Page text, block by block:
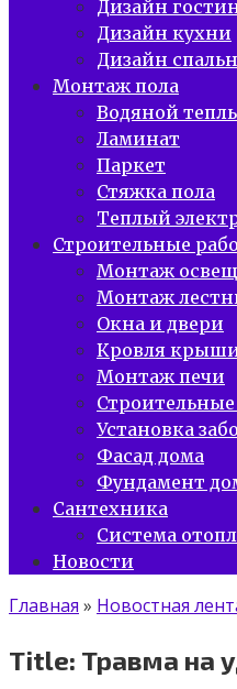
Дизайн
Дизайн кухни
Дизайн
Монтаж пола
Водяной
Ламинат
Паркет
Стяжка пола
Теплый
Строительные
Монтаж
Монтаж
Окна и двери
Кровля
Монтаж печи
Установка
Фасад дома
Фундамент
Сантехника
Система
Новости
Главная » Новостная
Title: Травма на